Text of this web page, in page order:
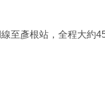
至彥根站，全程大約